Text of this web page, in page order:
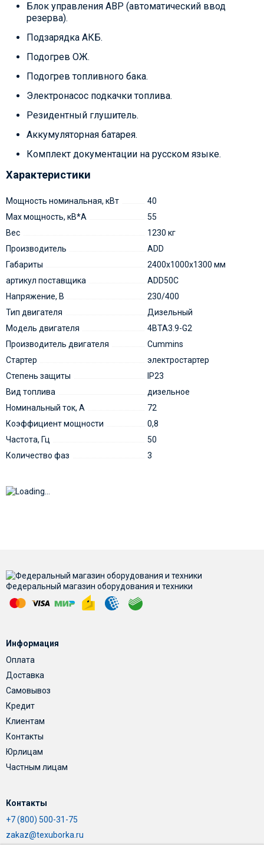
Блок управления АВР (автоматический ввод
резерва).
Подзарядка АКБ.
Подогрев ОЖ.
Подогрев топливного бака.
Электронасос подкачки топлива.
Резидентный глушитель.
Аккумуляторная батарея.
Комплект документации на русском языке.
Характеристики
Мощность номинальная, кВт
40
Max мощность, кВ*А
55
Вес
1230 кг
Производитель
ADD
Габариты
2400x1000x1300 мм
артикул поставщика
ADD50C
Напряжение, В
230/400
Тип двигателя
Дизельный
Модель двигателя
4BTA3.9-G2
Производитель двигателя
Cummins
Стартер
электростартер
Степень защиты
IP23
Вид топлива
дизельное
Номинальный ток, А
72
Коэффициент мощности
0,8
Частота, Гц
50
Количество фаз
3
Федеральный магазин оборудования и техники
Информация
Оплата
Доставка
Самовывоз
Кредит
Клиентам
Контакты
Юрлицам
Частным лицам
Контакты
+7 (800) 500-31-75
zakaz@texuborka.ru